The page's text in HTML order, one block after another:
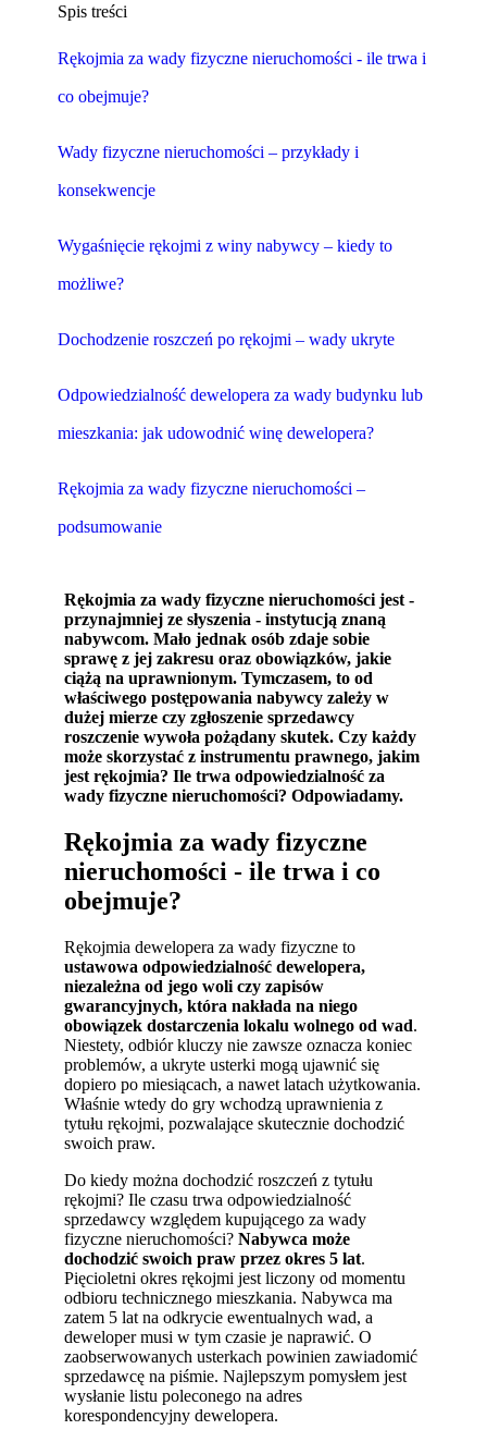
Spis treści
Rękojmia za wady fizyczne nieruchomości - ile trwa i
co obejmuje?
Wady fizyczne nieruchomości – przykłady i
konsekwencje
Wygaśnięcie rękojmi z winy nabywcy – kiedy to
możliwe?
Dochodzenie roszczeń po rękojmi – wady ukryte
Odpowiedzialność dewelopera za wady budynku lub
mieszkania: jak udowodnić winę dewelopera?
Rękojmia za wady fizyczne nieruchomości –
podsumowanie
Rękojmia za wady fizyczne nieruchomości jest -
przynajmniej ze słyszenia - instytucją znaną
nabywcom. Mało jednak osób zdaje sobie
sprawę z jej zakresu oraz obowiązków, jakie
ciążą na uprawnionym. Tymczasem, to od
właściwego postępowania nabywcy zależy w
dużej mierze czy zgłoszenie sprzedawcy
roszczenie wywoła pożądany skutek. Czy każdy
może skorzystać z instrumentu prawnego, jakim
jest rękojmia? Ile trwa odpowiedzialność za
wady fizyczne nieruchomości? Odpowiadamy.
Rękojmia za wady fizyczne
nieruchomości - ile trwa i co
obejmuje?
Rękojmia dewelopera za wady fizyczne to
ustawowa odpowiedzialność dewelopera,
niezależna od jego woli czy zapisów
gwarancyjnych, która nakłada na niego
obowiązek dostarczenia lokalu wolnego od wad.
Niestety, odbiór kluczy nie zawsze oznacza koniec
problemów, a ukryte usterki mogą ujawnić się
dopiero po miesiącach, a nawet latach użytkowania.
Właśnie wtedy do gry wchodzą uprawnienia z
tytułu rękojmi, pozwalające skutecznie dochodzić
swoich praw.
Do kiedy można dochodzić roszczeń z tytułu
rękojmi? Ile czasu trwa odpowiedzialność
sprzedawcy względem kupującego za wady
fizyczne nieruchomości?Nabywca może
dochodzić swoich praw przez okres 5 lat.
Pięcioletni okres rękojmi jest liczony od momentu
odbioru technicznego mieszkania. Nabywca ma
zatem 5 lat na odkrycie ewentualnych wad, a
deweloper musi w tym czasie je naprawić. O
zaobserwowanych usterkach powinien zawiadomić
sprzedawcę na piśmie. Najlepszym pomysłem jest
wysłanie listu poleconego na adres
korespondencyjny dewelopera.